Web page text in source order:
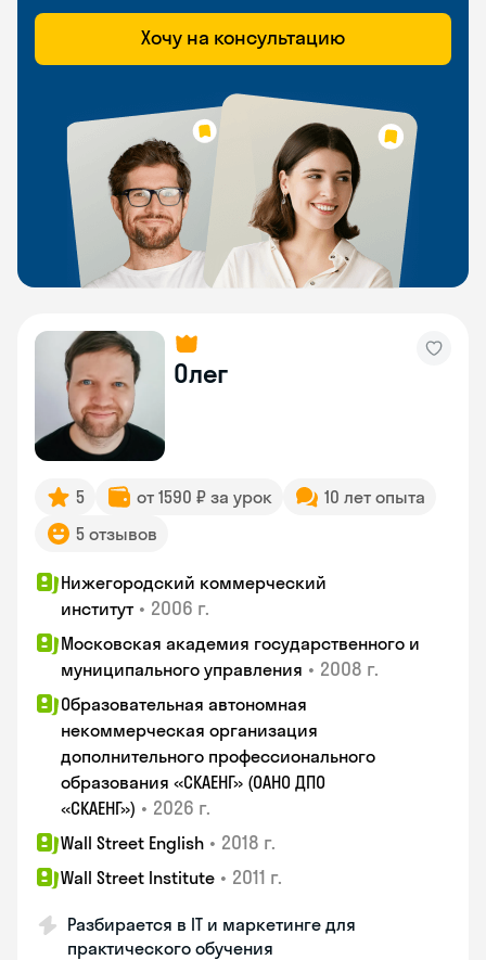
Хочу на консультацию
Олег
5 от 1590 ₽ за урок
10 лет опыта
5 отзывов
Нижегородский коммерческий
институт • 2006 г.
Московская академия государственного и
муниципального управления • 2008 г.
Образовательная автономная
некоммерческая организация
дополнительного профессионального
образования «СКАЕНГ» (ОАНО ДПО
«СКАЕНГ») • 2026 г.
Wall Street English • 2018 г.
Wall Street Institute • 2011 г.
Разбирается в IT и маркетинге для
практического обучения